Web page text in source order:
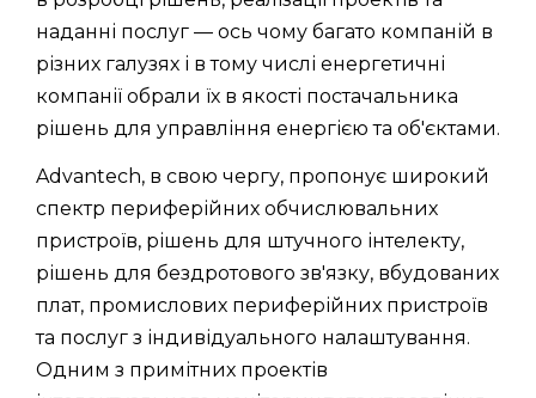
наданні послуг — ось чому багато компаній в
різних галузях і в тому числі енергетичні
компанії обрали їх в якості постачальника
рішень для управління енергією та об'єктами.
Advantech, в свою чергу, пропонує широкий
спектр периферійних обчислювальних
пристроїв, рішень для штучного інтелекту,
рішень для бездротового зв'язку, вбудованих
плат, промислових периферійних пристроїв
та послуг з індивідуального налаштування.
Одним з примітних проектів